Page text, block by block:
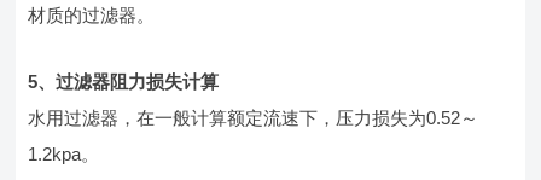
材质的过滤器。
5、过滤器阻力损失计算
水用过滤器，在一般计算额定流速下，压力损失为0.52～
1.2kpa。